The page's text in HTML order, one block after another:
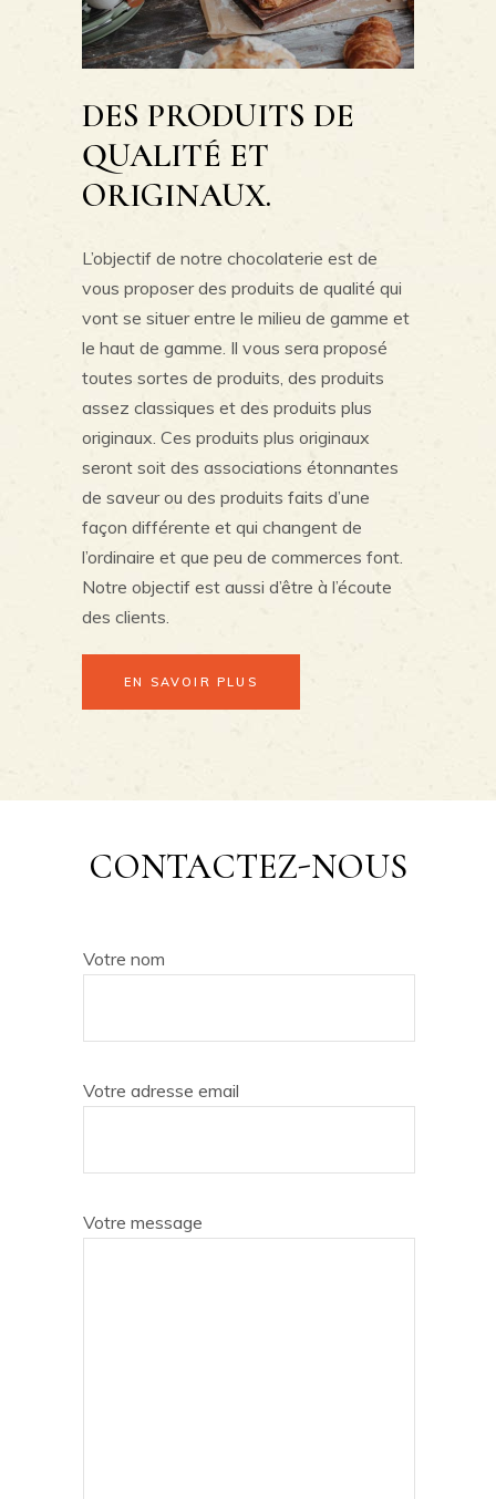
DES PRODUITS DE
QUALITÉ ET
ORIGINAUX.
L’objectif de notre chocolaterie est de
vous proposer des produits de qualité qui
vont se situer entre le milieu de gamme et
le haut de gamme. Il vous sera proposé
toutes sortes de produits, des produits
assez classiques et des produits plus
originaux. Ces produits plus originaux
seront soit des associations étonnantes
de saveur ou des produits faits d’une
façon différente et qui changent de
l’ordinaire et que peu de commerces font.
Notre objectif est aussi d’être à l’écoute
des clients.
EN SAVOIR PLUS
CONTACTEZ-NOUS
Votre nom
Votre adresse email
Votre message